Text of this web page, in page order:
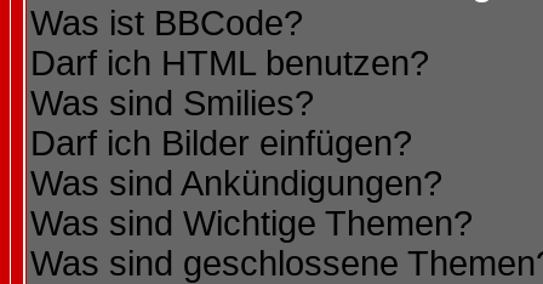
Was ist BBCode?
Darf ich HTML benutzen?
Was sind Smilies?
Darf ich Bilder einfügen?
Was sind Ankündigungen?
Was sind Wichtige Themen?
Was sind geschlossene